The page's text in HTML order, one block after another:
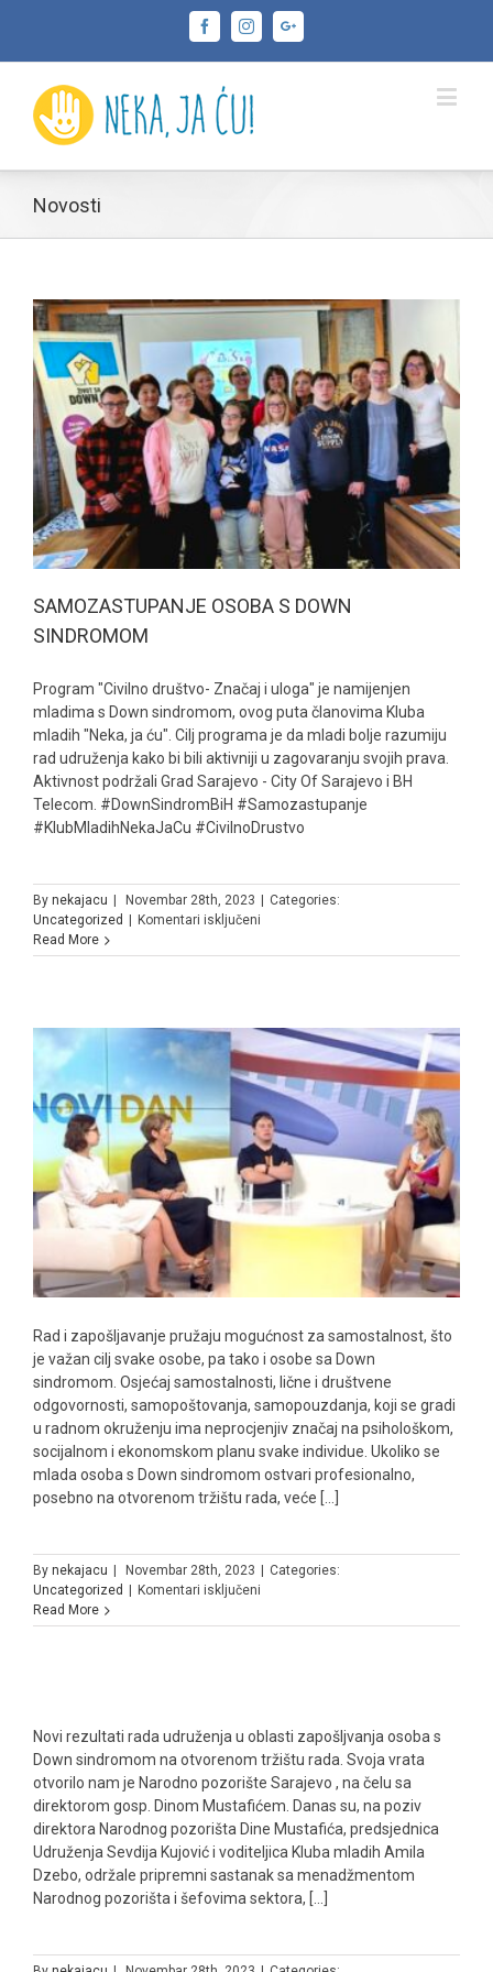
FacebookInstagramGoogle+
Novosti
SAMOZASTUPANJE OSOBA S DOWN
SINDROMOM
Program "Civilno društvo- Značaj i uloga" je namijenjen
mladima s Down sindromom, ovog puta članovima Kluba
mladih "Neka, ja ću". Cilj programa je da mladi bolje razumiju
rad udruženja kako bi bili aktivniji u zagovaranju svojih prava.
Aktivnost podržali Grad Sarajevo - City Of Sarajevo i BH
Telecom. #DownSindromBiH #Samozastupanje
#KlubMladihNekaJaCu #CivilnoDrustvo
By nekajacu Novembar 28th, 2023
Categories:
Uncategorized
Komentari isključeni
OSOBA
Read More
Rad i zapošljavanje pružaju mogućnost za samostalnost, što
je važan cilj svake osobe, pa tako i osobe sa Down
sindromom. Osjećaj samostalnosti, lične i društvene
odgovornosti, samopoštovanja, samopouzdanja, koji se gradi
u radnom okruženju ima neprocjenjiv značaj na psihološkom,
socijalnom i ekonomskom planu svake individue. Ukoliko se
mlada osoba s Down sindromom ostvari profesionalno,
posebno na otvorenom tržištu rada, veće [...]
By nekajacu | Novembar 28th, 2023 | Categories:
Uncategorized | Komentari isključeni
Read More
Novi rezultati rada udruženja u oblasti zapošljvanja osoba s
Down sindromom na otvorenom tržištu rada. Svoja vrata
otvorilo nam je Narodno pozorište Sarajevo , na čelu sa
direktorom gosp. Dinom Mustafićem. Danas su, na poziv
direktora Narodnog pozorišta Dine Mustafića, predsjednica
Udruženja Sevdija Kujović i voditeljica Kluba mladih Amila
Dzebo, održale pripremni sastanak sa menadžmentom
Narodnog pozorišta i šefovima sektora, [...]